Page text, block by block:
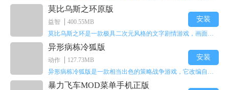
莫比乌斯之环原版
益智
400.55MB
莫比乌斯之环是一款极具二次元风格的文字剧情游戏，画面达到动画级别的视觉效果，玩家将帮助游戏中的二次元少女达成心愿，感兴趣的玩家不妨来体验一下这款游戏！
安装
异形病栋冷狐版
动作
127.73MB
异形病栋冷狐版是一款相当出色的策略战争游戏，它改编自同名电影。玩家会进入一座遍布未知与恐惧的废弃病楼，探寻里面的秘密，揭开潜藏在黑暗里的真相。在游戏过程中，玩家要收集线索和道具，破解各种谜团，还要躲避或者对抗怪物。这款游戏支持中文字幕，能带来沉浸式的恐怖体验，很适合喜爱恐怖解谜的玩家。
安装
暴力飞车MOD菜单手机正版